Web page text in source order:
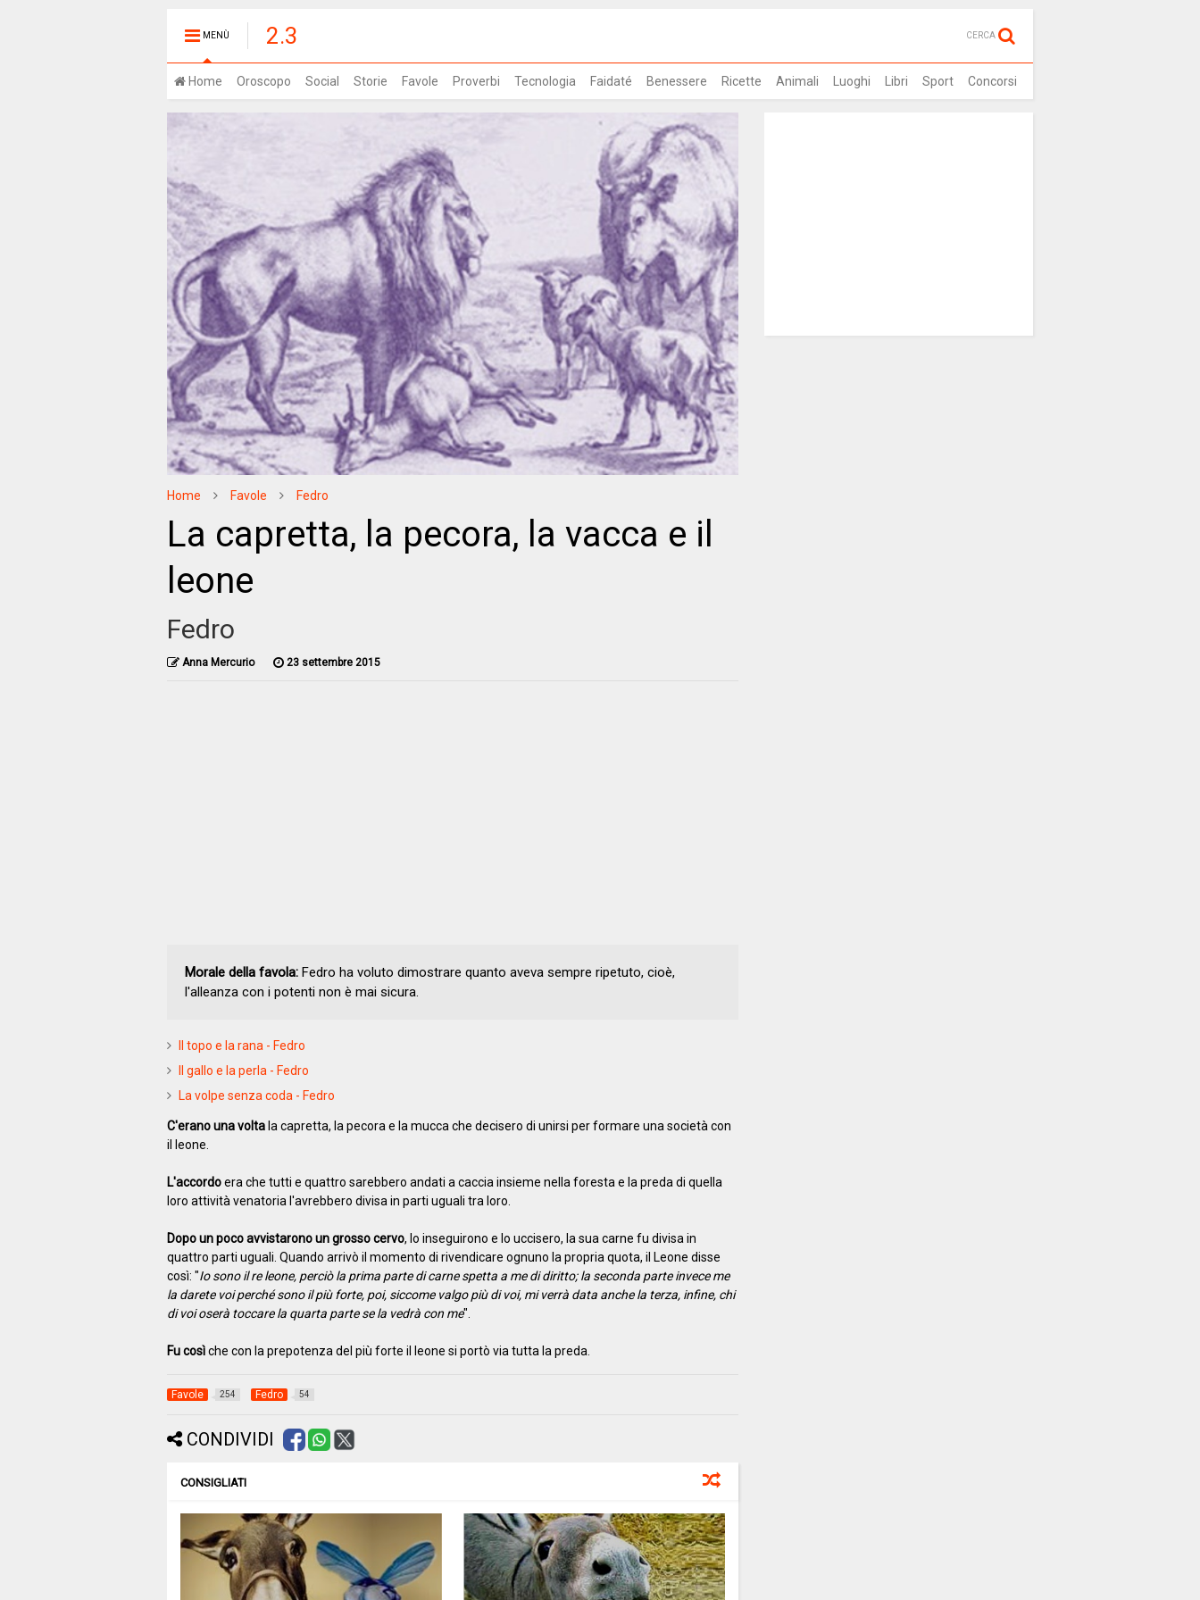
MENÙ 2.3 CERCA
Home Oroscopo Social Storie Favole Proverbi Tecnologia Faidaté Benessere Ricette Animali Luoghi Libri Sport Concorsi
Home Favole Fedro
La capretta, la pecora, la vacca e il
leone
Fedro
Anna Mercurio 23 settembre 2015
Morale della favola:Fedro ha voluto dimostrare quanto aveva sempre ripetuto, cioè,
l'alleanza con i potenti non è mai sicura.
Il topo e la rana - Fedro
Il gallo e la perla - Fedro
La volpe senza coda - Fedro
C'erano una voltala capretta, la pecora e la mucca che decisero di unirsi per formare una società con
il leone.
L'accordoera che tutti e quattro sarebbero andati a caccia insieme nella foresta e la preda di quella
loro attività venatoria l'avrebbero divisa in parti uguali tra loro.
Dopo un poco avvistarono un grosso cervo, lo inseguirono e lo uccisero, la sua carne fu divisa in
quattro parti uguali. Quando arrivò il momento di rivendicare ognuno la propria quota, il Leone disse
così: "Io sono il re leone, perciò la prima parte di carne spetta a me di diritto; la seconda parte invece me
la darete voi perché sono il più forte, poi, siccome valgo più di voi, mi verrà data anche la terza, infine, chi
di voi oserà toccare la quarta parte se la vedrà con me".
Fu cosìche con la prepotenza del più forte il leone si portò via tutta la preda.
Favole 254 Fedro 54
CONDIVIDI
CONSIGLIATI